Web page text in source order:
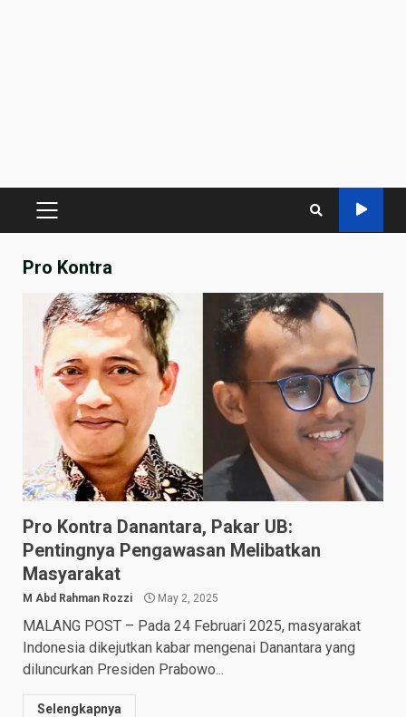
PRIMARY
Pro Kontra
Pro Kontra Danantara, Pakar UB:
Pentingnya Pengawasan Melibatkan
Masyarakat
M Abd Rahman Rozzi May 2, 2025
MALANG POST – Pada 24 Februari 2025, masyarakat
Indonesia dikejutkan kabar mengenai Danantara yang
diluncurkan Presiden Prabowo...
Selengkapnya